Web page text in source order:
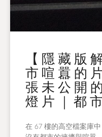
【隱藏版
市喧囂的
張未公開
燈片｜都
在 67 樓的高空檔案庫